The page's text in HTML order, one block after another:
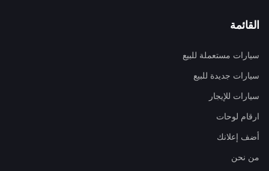
القائمة
سيارات مستعملة للبيع
سيارات جديدة للبيع
سيارات للإيجار
ارقام لوحات
أضف إعلانك
من نحن